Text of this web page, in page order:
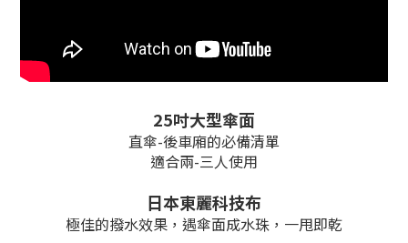
25吋大型傘面
直傘-後車廂的必備清單
適合兩-三人使用
日本東麗科技布
極佳的撥水效果，遇傘面成水珠，一甩即乾